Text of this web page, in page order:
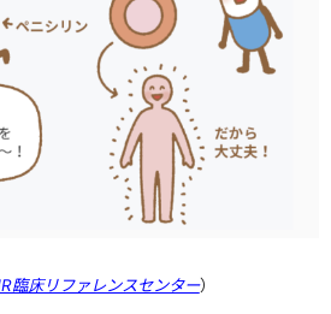
臨床リファレンスセンター）